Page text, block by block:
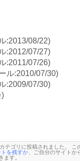
:2013/08/22)
:2012/07/27)
:2011/07/26)
ル:2010/07/30)
:2009/07/30)
)
テゴリに投稿されました。 こ
トを残すか、ご自分のサイトか
ます。